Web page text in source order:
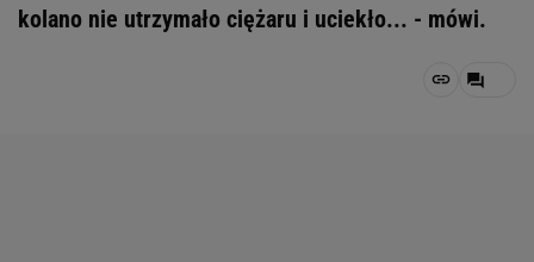
kolano nie utrzymało ciężaru i uciekło... - mówi.